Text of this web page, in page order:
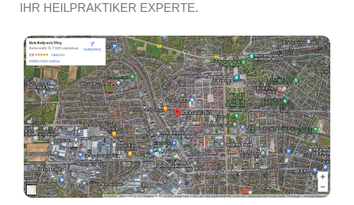
IHR HEILPRAKTIKER EXPERTE.